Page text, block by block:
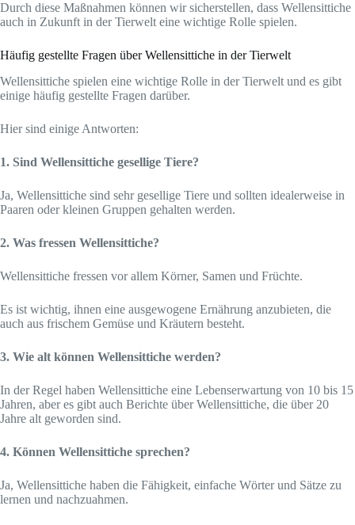
Durch diese Maßnahmen können wir sicherstellen, dass Wellensittiche
auch in Zukunft in der Tierwelt eine wichtige Rolle spielen.
Häufig gestellte Fragen über Wellensittiche in der Tierwelt
Wellensittiche spielen eine wichtige Rolle in der Tierwelt und es gibt
einige häufig gestellte Fragen darüber.
Hier sind einige Antworten:
1. Sind Wellensittiche gesellige Tiere?
Ja, Wellensittiche sind sehr gesellige Tiere und sollten idealerweise in
Paaren oder kleinen Gruppen gehalten werden.
2. Was fressen Wellensittiche?
Wellensittiche fressen vor allem Körner, Samen und Früchte.
Es ist wichtig, ihnen eine ausgewogene Ernährung anzubieten, die
auch aus frischem Gemüse und Kräutern besteht.
3. Wie alt können Wellensittiche werden?
In der Regel haben Wellensittiche eine Lebenserwartung von 10 bis 15
Jahren, aber es gibt auch Berichte über Wellensittiche, die über 20
Jahre alt geworden sind.
4. Können Wellensittiche sprechen?
Ja, Wellensittiche haben die Fähigkeit, einfache Wörter und Sätze zu
lernen und nachzuahmen.